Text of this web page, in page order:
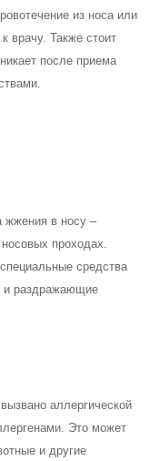
из носа или
врачу. Также стоит
после приема
жжения в носу –
проходах.
средства
и раздражающие
аллергической
Это может
и другие